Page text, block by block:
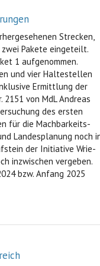
Strecken,
Pakete eingeteilt.
1 aufgenommen.
und vier Haltestellen
Ermittlung der
von MdL Andreas
des ersten
für die Machbarkeits-
Landesplanung noch
der Initiative Wrie-
inzwischen vergeben.
bzw. Anfang 2025